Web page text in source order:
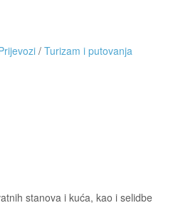
/ Turizam i putovanja
stanova i kuća, kao i selidbe